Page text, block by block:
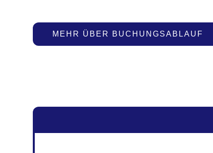
MEHR ÜBER BUCHUNGSABLAUF